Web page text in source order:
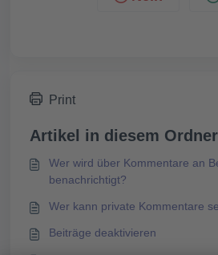
Print
Artikel in diesem Ordner
Wer wird über Kommentare an
benachrichtigt?
Wer kann private Kommentare
Beiträge deaktivieren